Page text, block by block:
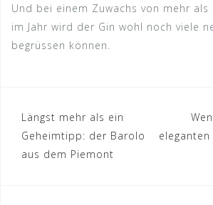
Und bei einem Zuwachs von mehr
im Jahr wird der Gin wohl noch viele
begrüssen können.
Beitragsnavigation
Längst mehr als ein
Geheimtipp: der Barolo
aus dem Piemont